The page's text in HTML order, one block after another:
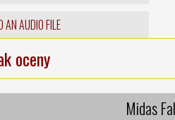
AN AUDIO FILE
oceny
Midas